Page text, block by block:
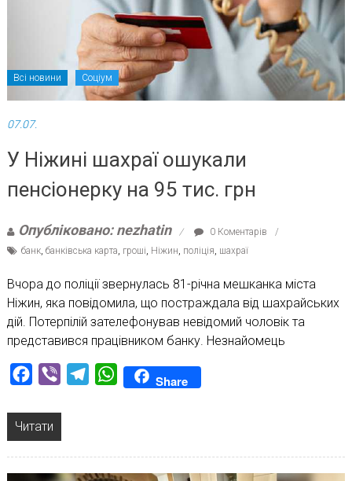
Всі новини Соціум
07.07.
У Ніжині шахраї ошукали
пенсіонерку на 95 тис. грн
Опубліковано: nezhatin
0 Коментарів
банк, банківська карта, гроші, Ніжин, поліція, шахраї
Вчора до поліції звернулась 81-річна мешканка міста
Ніжин, яка повідомила, що постраждала від шахрайських
дій. Потерпілій зателефонував невідомий чоловік та
представився працівником банку. Незнайомець
Facebook
Viber TelegramWhatsAppShare
Читати